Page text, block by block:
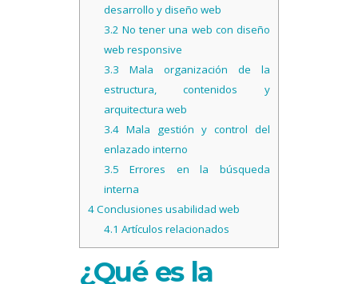
desarrollo y diseño web
3.2 No tener una web con diseño
web responsive
3.3 Mala organización de la
estructura, contenidos y
arquitectura web
3.4Mala gestión y control del
enlazado interno
3.5 Errores en la búsqueda
interna
4Conclusiones usabilidad web
4.1 Artículos relacionados
¿Qué es la